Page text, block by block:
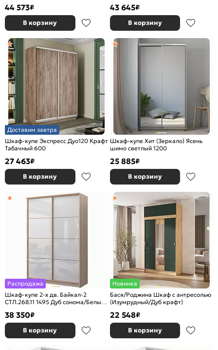
44 573₽
В корзину
43 645₽
В корзину
Доставим завтра
Шкаф-купе Экспресс Дуо120 Крафт
Табачный 600
27 463₽
В корзину
Шкаф-купе Хит (Зеркало) Ясень
шимо светлый 1200
25 885₽
В корзину
Распродажа
Шкаф-купе 2-х дв. Байкал-2
СТЛ.268.11 1495 Дуб сонома/Белый
38 350₽
В корзину
Новинка
Бася/Роджина Шкаф с антресолью
(Изумрудный/Дуб крафт)
22 548₽
В корзину